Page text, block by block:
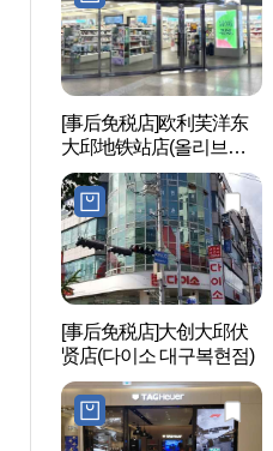
[事后免税店]欧利芙洋东
大邱地铁站店(올리브영
동대구지하철역점)
[事后免税店]大创大邱伏
贤店(다이소 대구복현점)